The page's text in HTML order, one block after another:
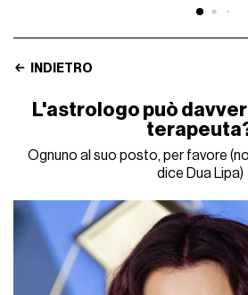
INDIETRO
L'astrologo può
Ognuno al suo posto, per favore
dice Dua Lipa)